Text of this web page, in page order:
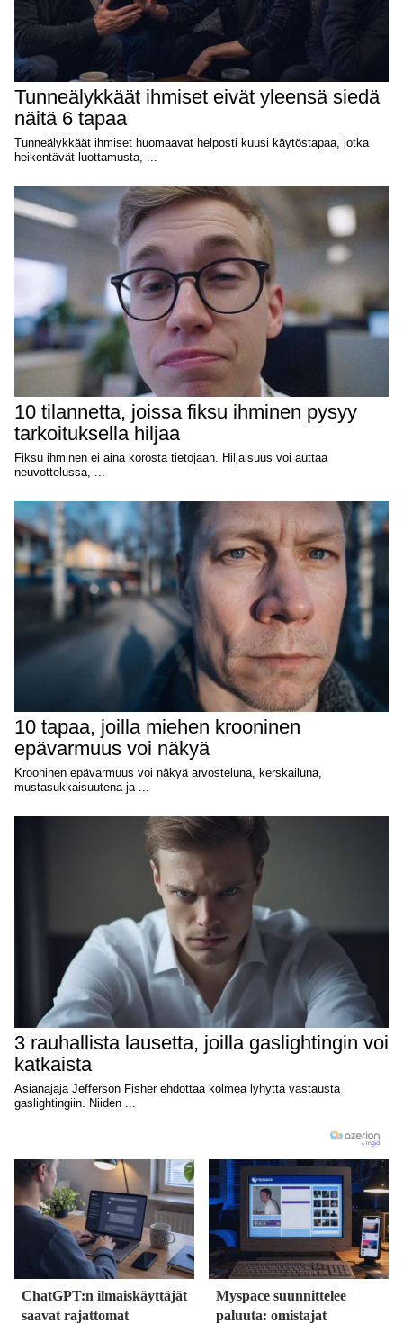
ChatGPT:n ilmaiskäyttäjät
saavat rajattomat
Myspace suunnittelee
paluuta: omistajat